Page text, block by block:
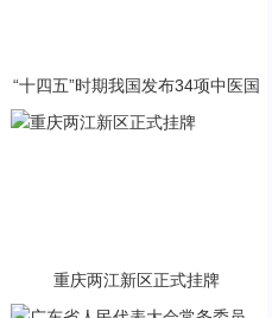
“十四五”时期我国发布34项中医国
重庆两江新区正式挂牌